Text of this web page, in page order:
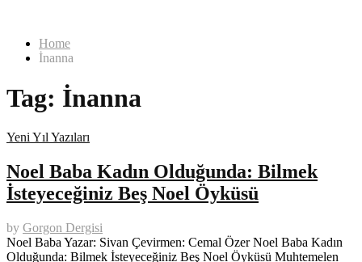
Home
İnanna
Tag: İnanna
Yeni Yıl Yazıları
Noel Baba Kadın Olduğunda: Bilmek
İsteyeceğiniz Beş Noel Öyküsü
by Gorgon Dergisi
Noel Baba Yazar: Sivan Çevirmen: Cemal Özer Noel Baba Kadın
Olduğunda: Bilmek İsteyeceğiniz Beş Noel Öyküsü Muhtemelen